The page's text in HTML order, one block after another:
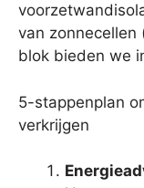
van zonnecellen
blok bieden we
5-stappenplan
verkrijgen